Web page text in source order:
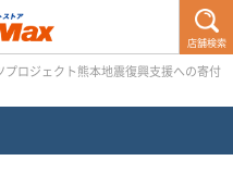
店舗検索
プロジェクト熊本地震復興支援への寄付